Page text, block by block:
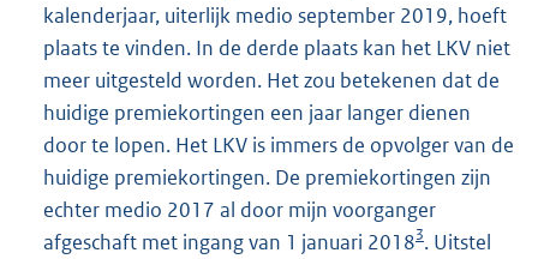
kalenderjaar, uiterlijk medio september 2019, hoeft
plaats te vinden. In de derde plaats kan het LKV niet
meer uitgesteld worden. Het zou betekenen dat de
huidige premiekortingen een jaar langer dienen
door te lopen. Het LKV is immers de opvolger van de
huidige premiekortingen. De premiekortingen zijn
echter medio 2017 al door mijn voorganger
afgeschaft met ingang van 1 januari 20183. Uitstel